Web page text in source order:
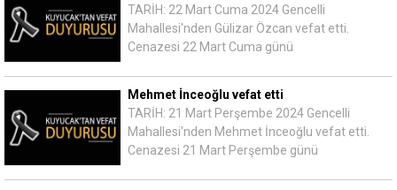
TARİH: 22 Mart Cuma 2024 Gencelli
Mahallesi'nden Gülizar Özcan vefat etti.
Cenazesi 22 Mart Cuma günü
Mehmet İnceoğlu vefat etti
TARİH: 21 Mart Perşembe 2024 Gencelli
Mahallesi'nden Mehmet İnceoğlu vefat etti.
Cenazesi 21 Mart Perşembe günü